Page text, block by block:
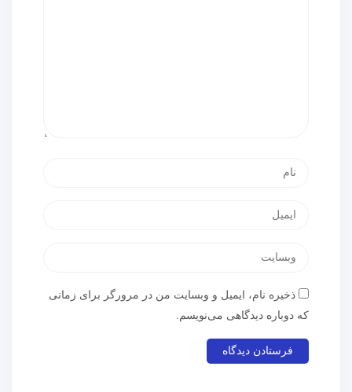
ذخیره نام، ایمیل و وبسایت من در مرورگر برای زمانی
که دوباره دیدگاهی می‌نویسم.